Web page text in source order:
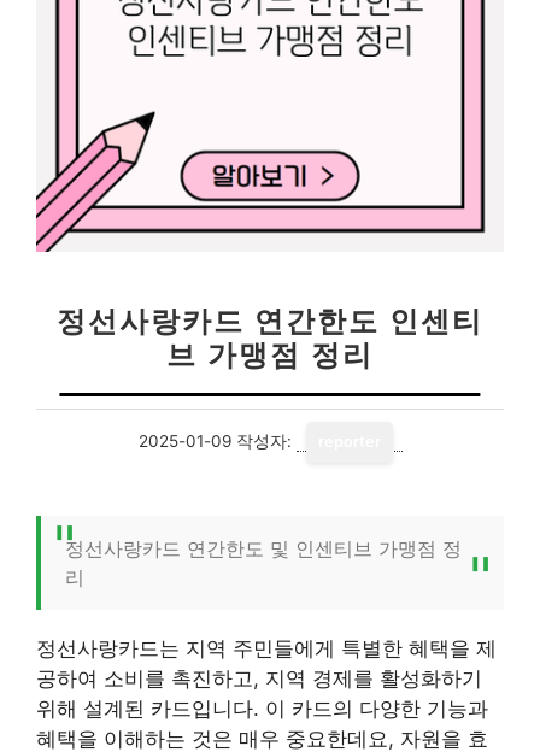
정선사랑카드 연간한도 인센티
브 가맹점 정리
2025-01-09 작성자:
정선사랑카드 연간한도 및 인센티브 가맹점 정
리
정선사랑카드는 지역 주민들에게 특별한 혜택을 제
공하여 소비를 촉진하고, 지역 경제를 활성화하기
위해 설계된 카드입니다. 이 카드의 다양한 기능과
혜택을 이해하는 것은 매우 중요한데요, 자원을 효